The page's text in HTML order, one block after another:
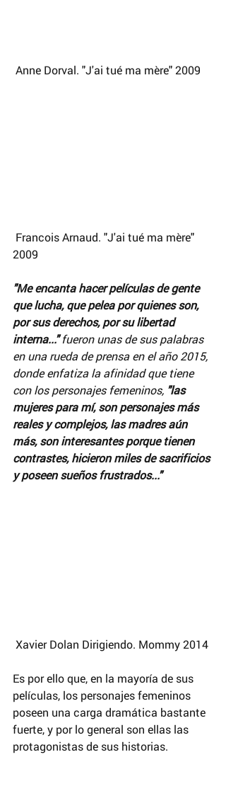
Anne Dorval. "J'ai tué ma mère" 2009
2009
"Me encanta hacer películas de gente
que lucha, que pelea por quienes son,
por sus derechos, por su libertad
interna..." fueron unas de sus palabras
en una rueda de prensa en el año 2015,
donde enfatiza la afinidad que tiene
con los personajes femeninos, "las
mujeres para mí, son personajes más
reales y complejos, las madres aún
más, son interesantes porque tienen
contrastes, hicieron miles de sacrificios
y poseen sueños frustrados..."
Xavier Dolan Dirigiendo. Mommy 2014
Es por ello que, en la mayoría de sus
películas, los personajes femeninos
poseen una carga dramática bastante
fuerte, y por lo general son ellas las
protagonistas de sus historias.